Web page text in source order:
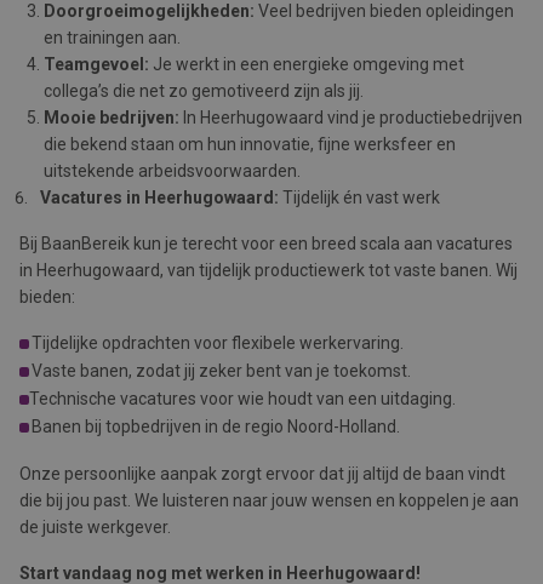
Doorgroeimogelijkheden: Veel bedrijven bieden opleidingen
en trainingen aan.
Teamgevoel: Je werkt in een energieke omgeving met
collega’s die net zo gemotiveerd zijn als jij.
Mooie bedrijven: In Heerhugowaard vind je productiebedrijven
die bekend staan om hun innovatie, fijne werksfeer en
uitstekende arbeidsvoorwaarden.
Vacatures in Heerhugowaard: Tijdelijk én vast werk
Bij BaanBereik kun je terecht voor een breed scala aan vacatures
in Heerhugowaard, van tijdelijk productiewerk tot vaste banen. Wij
bieden:
Tijdelijke opdrachten voor flexibele werkervaring.
Vaste banen, zodat jij zeker bent van je toekomst.
Technische vacatures voor wie houdt van een uitdaging.
Banen bij topbedrijven in de regio Noord-Holland.
Onze persoonlijke aanpak zorgt ervoor dat jij altijd de baan vindt
die bij jou past. We luisteren naar jouw wensen en koppelen je aan
de juiste werkgever.
Start vandaag nog met werken in Heerhugowaard!